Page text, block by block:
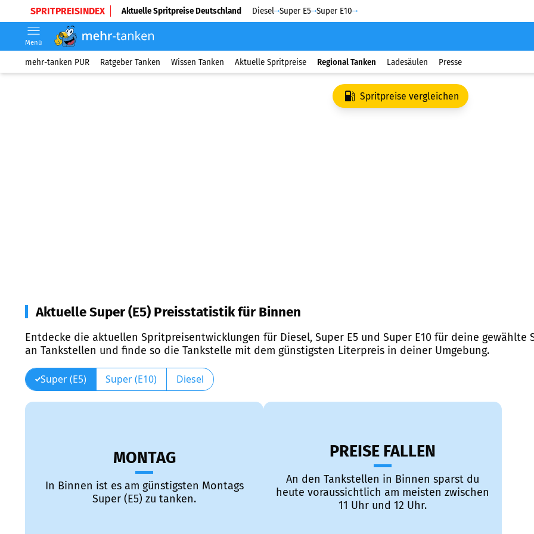
SPRITPREISINDEX Aktuelle Spritpreise Deutschland Diesel Super E5 Super E10
Menü
mehr-tanken PUR Ratgeber Tanken Wissen Tanken Aktuelle Spritpreise Regional Tanken Ladesäulen Presse
Spritpreise vergleichen
Aktuelle Super (E5) Preisstatistik für Binnen
Entdecke die aktuellen Spritpreisentwicklungen für Diesel, Super E5 und Super E10 für deine gewählte
an Tankstellen und finde so die Tankstelle mit dem günstigsten Literpreis in deiner Umgebung.
Super (E5) Super (E10) Diesel
MONTAG
In Binnen ist es am günstigsten Montags
Super (E5) zu tanken.
PREISE FALLEN
An den Tankstellen in Binnen sparst du
heute voraussichtlich am meisten zwischen
11 Uhr und 12 Uhr.